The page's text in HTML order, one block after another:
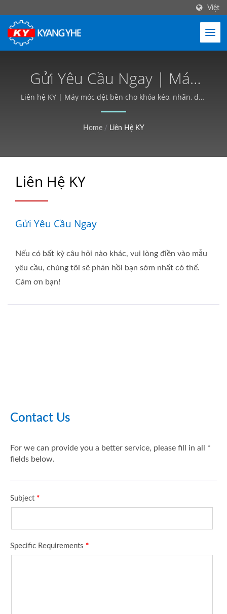
Việt
Gửi Yêu Cầu Ngay | Máy
Dệt Hiệu Suất Cao, Thời
Gian Giao Hàng Ngắn -
Liên hệ KY | Máy móc dệt bền cho khóa kéo, nhãn, dây
đai - Kyang Yhe (KY)
Home / Liên Hệ KY
Liên Hệ KY
Gửi Yêu Cầu Ngay
Nếu có bất kỳ câu hỏi nào khác, vui lòng điền vào mẫu
yêu cầu, chúng tôi sẽ phản hồi bạn sớm nhất có thể.
Cảm ơn bạn!